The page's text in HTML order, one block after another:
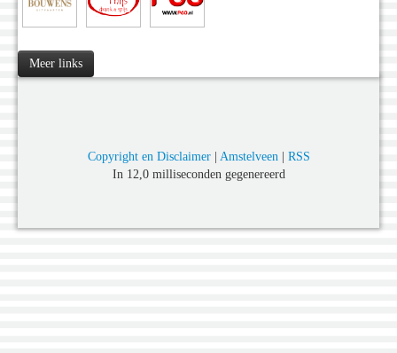
Meer links
Copyright en Disclaimer| Amstelveen| RSS
In 12,0 milliseconden gegenereerd